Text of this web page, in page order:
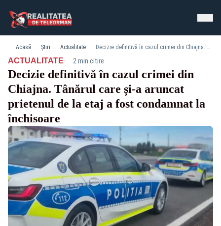
Acasă Știri Actualitate Decizie definitivă în cazul crimei din Chiajna. Tânărul care și-a aruncat prietenul de la etaj a fost condamnat la închisoare
ACTUALITATE· 2 min citire
Decizie definitivă în cazul crimei din
Chiajna. Tânărul care și-a aruncat
prietenul de la etaj a fost condamnat la
închisoare